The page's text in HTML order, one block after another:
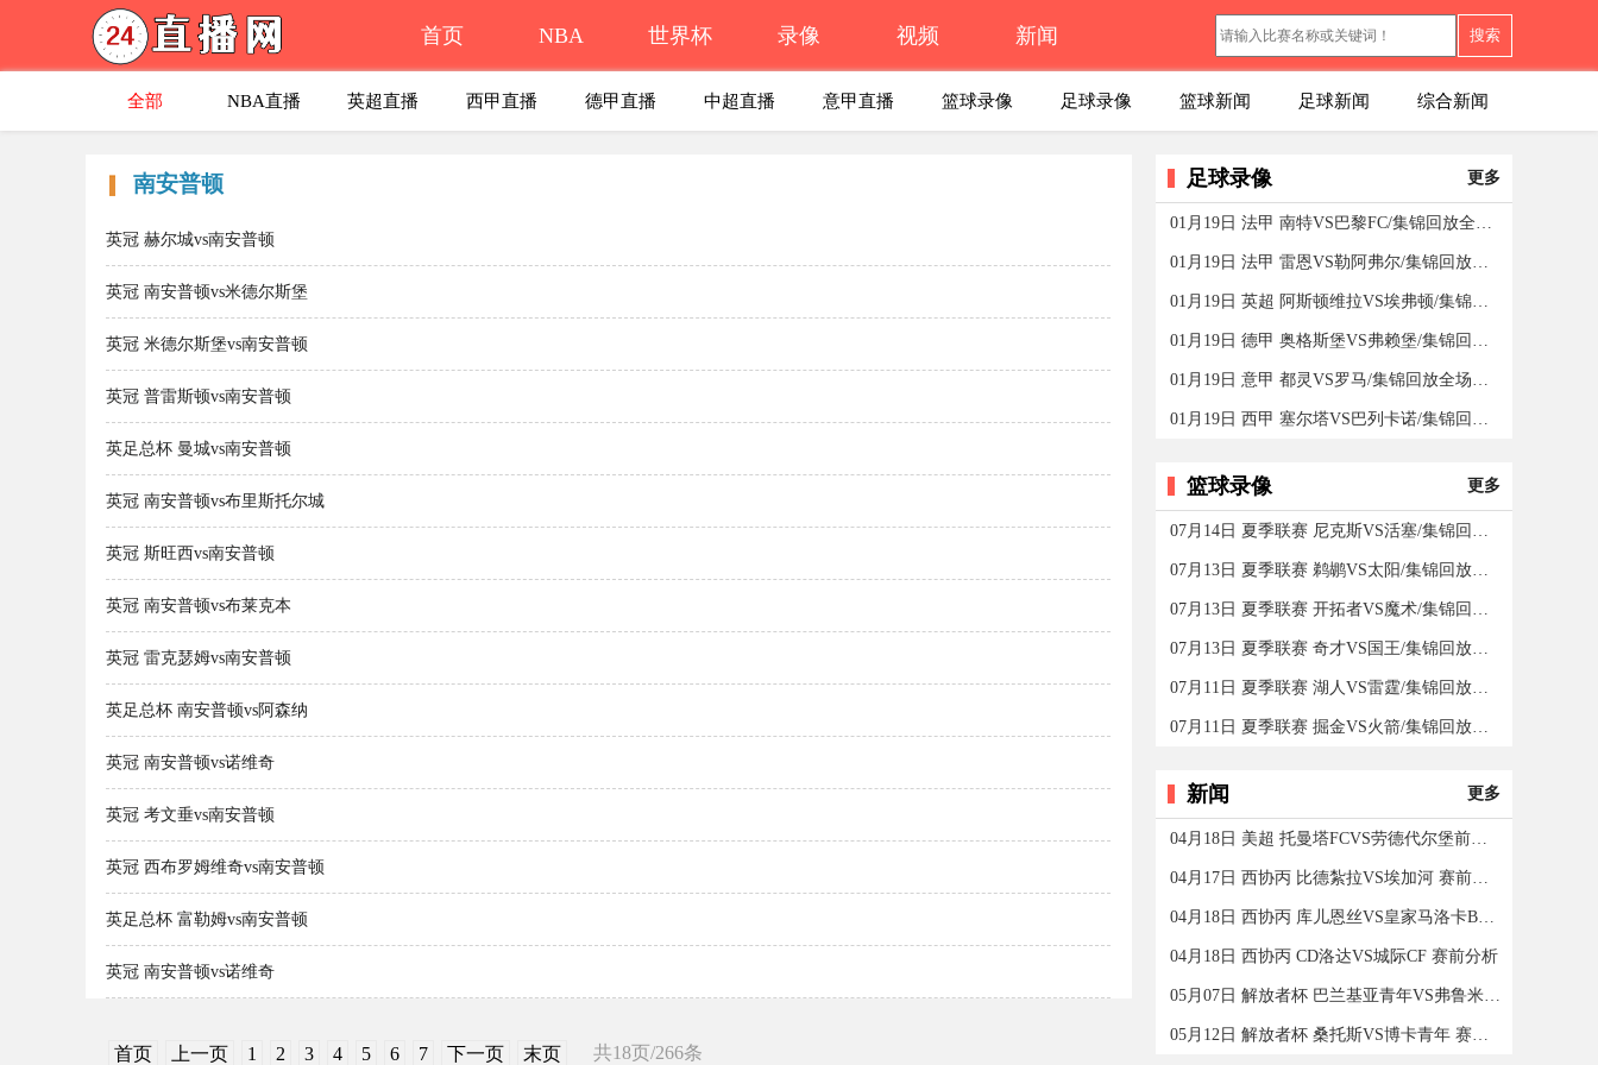
首页 NBA 世界杯 录像 视频 新闻 搜索
全部 NBA直播 英超直播 西甲直播 德甲直播 中超直播 意甲直播 篮球录像 足球录像 篮球新闻 足球新闻 综合新闻
南安普顿
英冠 赫尔城vs南安普顿
英冠 南安普顿vs米德尔斯堡
英冠 米德尔斯堡vs南安普顿
英冠 普雷斯顿vs南安普顿
英足总杯 曼城vs南安普顿
英冠 南安普顿vs布里斯托尔城
英冠 斯旺西vs南安普顿
英冠 南安普顿vs布莱克本
英冠 雷克瑟姆vs南安普顿
英足总杯 南安普顿vs阿森纳
英冠 南安普顿vs诺维奇
英冠 考文垂vs南安普顿
英冠 西布罗姆维奇vs南安普顿
英足总杯 富勒姆vs南安普顿
英冠 南安普顿vs诺维奇
共18页/266条
首页 上一页 1 2 3 4 5 6 7 下一页 末页
足球录像 更多
01月19日 法甲 南特VS巴黎FC/集锦回放全场录像/集锦回放
01月19日 法甲 雷恩VS勒阿弗尔/集锦回放全场录像/集锦回
01月19日 英超 阿斯顿维拉VS埃弗顿/集锦回放全场录像
01月19日 德甲 奥格斯堡VS弗赖堡/集锦回放全场录像/集锦
01月19日 意甲 都灵VS罗马/集锦回放全场录像/集锦回放
01月19日 西甲 塞尔塔VS巴列卡诺/集锦回放全场录像/集锦
篮球录像 更多
07月14日 夏季联赛 尼克斯VS活塞/集锦回放全场录像/集锦
07月13日 夏季联赛 鹈鹕VS太阳/集锦回放全场录像/集锦回
07月13日 夏季联赛 开拓者VS魔术/集锦回放全场录像/集锦
07月13日 夏季联赛 奇才VS国王/集锦回放全场录像/集锦回
07月11日 夏季联赛 湖人VS雷霆/集锦回放全场录像/集锦回
07月11日 夏季联赛 掘金VS火箭/集锦回放全场录像/集锦回
新闻 更多
04月18日 美超 托曼塔FCVS劳德代尔堡前锋 赛前分析
04月17日 西协丙 比德紮拉VS埃加河 赛前分析
04月18日 西协丙 库儿恩丝VS皇家马洛卡B队 赛前分析
04月18日 西协丙 CD洛达VS城际CF 赛前分析
05月07日 解放者杯 巴兰基亚青年VS弗鲁米嫩塞 赛前分析
05月12日 解放者杯 桑托斯VS博卡青年 赛前分析